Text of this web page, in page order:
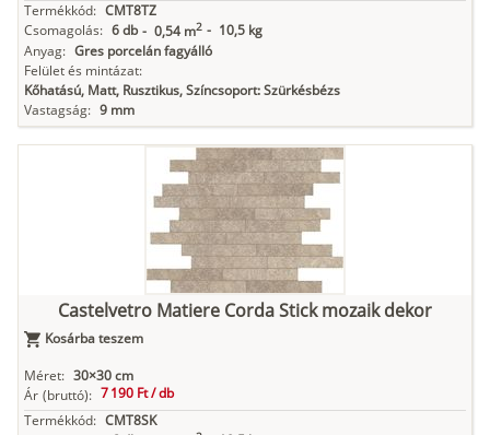
Termékkód: CMT8TZ
Csomagolás: 6 db - 0,54 m2 - 10,5 kg
Anyag: Gres porcelán fagyálló
Felület és mintázat:
Kőhatású, Matt, Rusztikus, Színcsoport: Szürkésbézs
Vastagság: 9 mm
Castelvetro Matiere Corda Stick mozaik dekor
Kosárba teszem
Méret: 30×30 cm
Ár (bruttó): 7 190 Ft /db
Termékkód: CMT8SK